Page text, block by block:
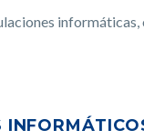
informáticas,